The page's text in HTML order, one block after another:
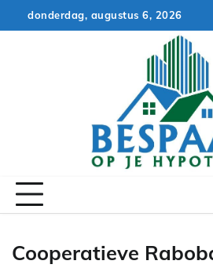
to
donderdag, augustus 6, 2026
Cooperatieve